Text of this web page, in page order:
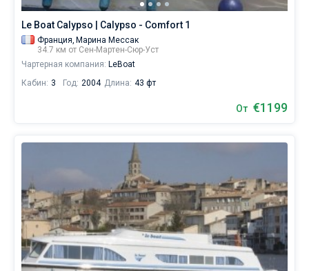
Le Boat Calypso | Calypso - Comfort 1
Франция, Марина Мессак
34.7 км от Сен-Мартен-Сюр-Уст
Чартерная компания: LeBoat
Кабин: 3 Год: 2004 Длина: 43 фт
От €1199